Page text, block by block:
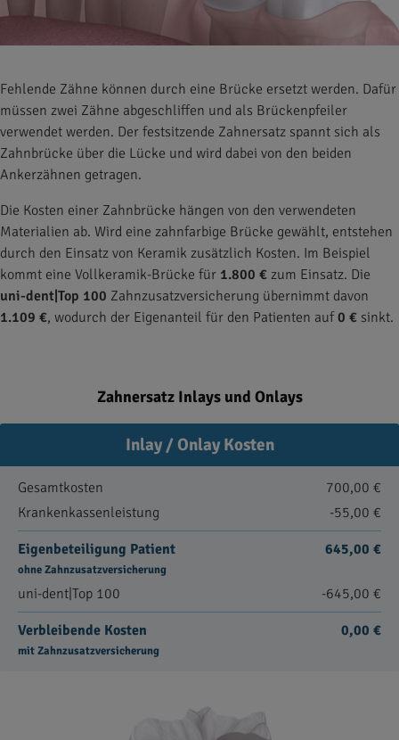
Fehlende Zähne können durch eine Brücke ersetzt werden. Dafür
müssen zwei Zähne abgeschliffen und als Brückenpfeiler
verwendet werden. Der festsitzende Zahnersatz spannt sich als
Zahnbrücke über die Lücke und wird dabei von den beiden
Ankerzähnen getragen.
Die Kosten einer Zahnbrücke hängen von den verwendeten
Materialien ab. Wird eine zahnfarbige Brücke gewählt, entstehen
durch den Einsatz von Keramik zusätzlich Kosten. Im Beispiel
kommt eine Vollkeramik-Brücke für 1.800 € zum Einsatz. Die
uni-dent|Top 100 Zahnzusatzversicherung übernimmt davon
1.109 €, wodurch der Eigenanteil für den Patienten auf0 € sinkt.
Zahnersatz Inlays und Onlays
Inlay / Onlay Kosten
Gesamtkosten
700,00 €
Krankenkassenleistung
-55,00 €
Eigenbeteiligung Patient
ohne Zahnzusatzversicherung
645,00 €
uni-dent|Top 100 -645,00 €
Verbleibende Kosten
mit Zahnzusatzversicherung
0,00 €